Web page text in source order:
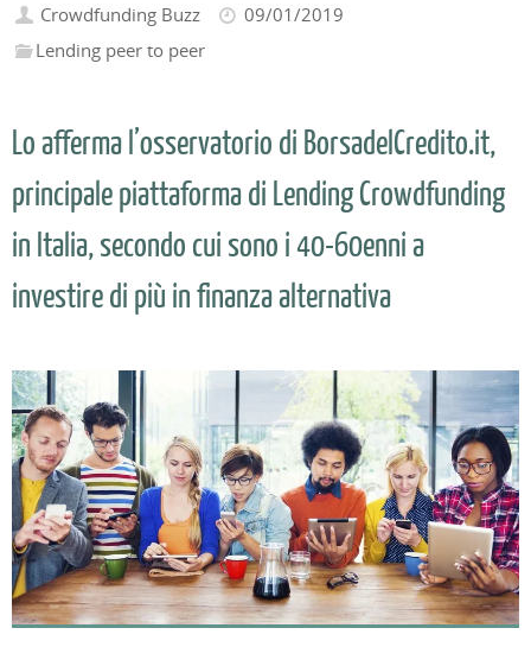
Crowdfunding Buzz
09/01/2019
Lending peer to peer
Lo afferma l’osservatorio di BorsadelCredito.it,
principale piattaforma di Lending Crowdfunding
in Italia, secondo cui sono i 40-60enni a
investire di più in finanza alternativa